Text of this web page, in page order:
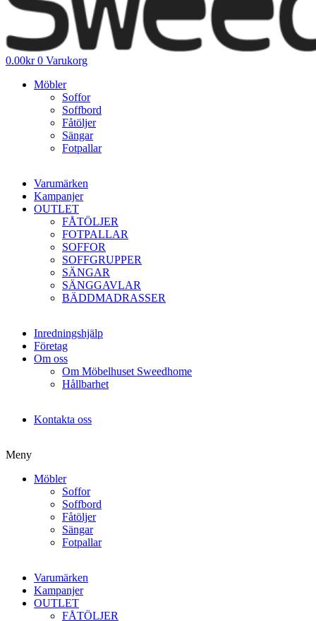
0.00kr 0 Varukorg
Möbler
Soffor
Soffbord
Fåtöljer
Sängar
Fotpallar
Varumärken
Kampanjer
OUTLET
FÅTÖLJER
FOTPALLAR
SOFFOR
SOFFGRUPPER
SÄNGAR
SÄNGGAVLAR
BÄDDMADRASSER
Inredningshjälp
Företag
Om oss
Om Möbelhuset Sweedhome
Hållbarhet
Kontakta oss
Meny
Möbler
Soffor
Soffbord
Fåtöljer
Sängar
Fotpallar
Varumärken
Kampanjer
OUTLET
FÅTÖLJER